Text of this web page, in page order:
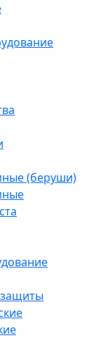
(беруши)
защиты